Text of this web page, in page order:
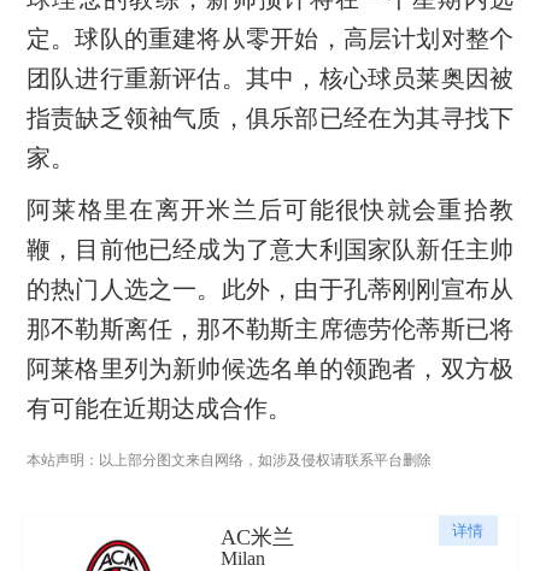
定。球队的重建将从零开始，高层计划对整个
团队进行重新评估。其中，核心球员莱奥因被
指责缺乏领袖气质，俱乐部已经在为其寻找下
家。
阿莱格里在离开米兰后可能很快就会重拾教
鞭，目前他已经成为了意大利国家队新任主帅
的热门人选之一。此外，由于孔蒂刚刚宣布从
那不勒斯离任，那不勒斯主席德劳伦蒂斯已将
阿莱格里列为新帅候选名单的领跑者，双方极
有可能在近期达成合作。
本站声明：以上部分图文来自网络，如涉及侵权请联系平台删除
详情
AC米兰
Milan